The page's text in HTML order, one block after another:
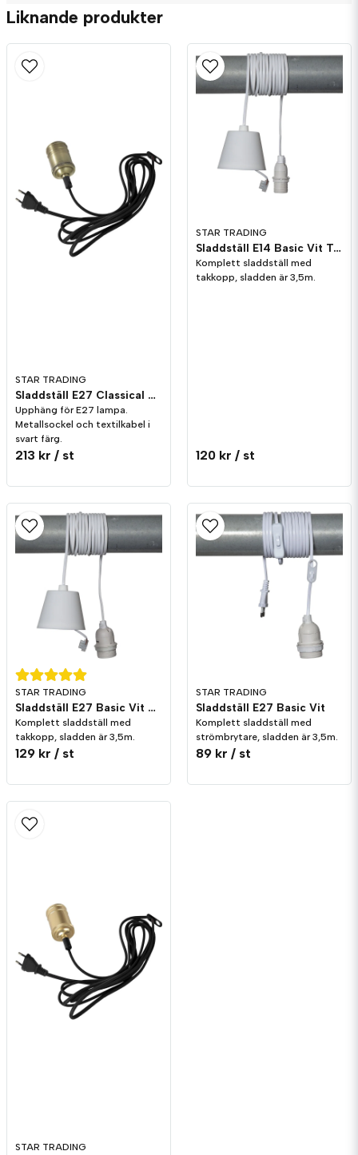
Skicka fråga
Susanna Larsson frågade för 9 månader sedan
Liknande produkter
STAR TRADING
Sladdställ E27 Classical Oxid
Upphäng för E27 lampa.
Metallsockel och textilkabel i
svart färg.
213 kr / st
STAR TRADING
Sladdställ E14 Basic Vit Takkopp
Komplett sladdställ med
takkopp, sladden är 3,5m.
120 kr / st
STAR TRADING
Sladdställ E27 Basic Vit Takkopp
Komplett sladdställ med
takkopp, sladden är 3,5m.
129 kr / st
STAR TRADING
Sladdställ E27 Basic Vit
Komplett sladdställ med
strömbrytare, sladden är 3,5m.
89 kr / st
STAR TRADING